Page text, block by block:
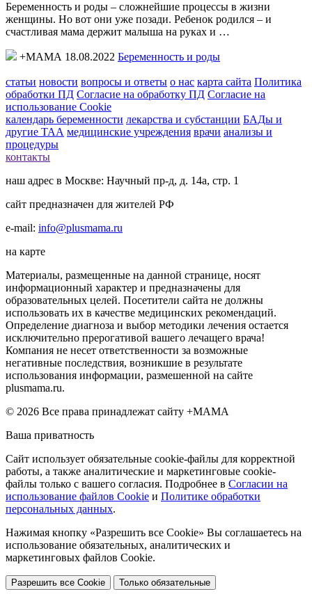
Беременность и роды – сложнейшие процессы в жизни
женщины. Но вот они уже позади. Ребенок родился – и
счастливая мама держит малыша на руках и …
+МАМА 18.08.2022 Беременность и роды
статьи новости вопросы и ответы о нас карта сайта Политика
обработки ПД Согласие на обработку ПД Согласие на
использование Cookie
календарь беременности лекарства и субстанции БАДы и
другие ТАА медицинские учреждения врачи анализы и
процедуры
контакты
наш адрес в Москве: Научный пр-д, д. 14а, стр. 1
сайт предназначен для жителей РФ
e-mail: info@plusmama.ru
на карте
Материалы, размещенные на данной странице, носят
информационный характер и предназначены для
образовательных целей. Посетители сайта не должны
использовать их в качестве медицинских рекомендаций.
Определение диагноза и выбор методики лечения остается
исключительно прерогативой вашего лечащего врача!
Компания не несет ответственности за возможные
негативные последствия, возникшие в результате
использования информации, размешенной на сайте
plusmama.ru.
© 2026 Все права принадлежат сайту +МАМА
Ваша приватность
Сайт использует обязательные cookie-файлы для корректной
работы, а также аналитические и маркетинговые cookie-
файлы только с вашего согласия. Подробнее в Согласии на
использование файлов Cookie и Политике обработки
персональных данных.
Нажимая кнопку «Разрешить все Cookie» Вы соглашаетесь на
использование обязательных, аналитических и
маркетинговых файлов Cookie.
Разрешить все Cookie Только обязательные